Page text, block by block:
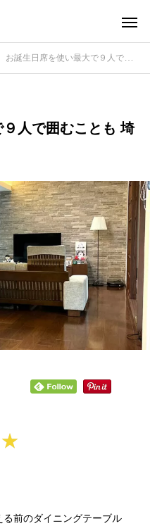
お誕生日席を使い最大で９人で囲むことも 埼玉県M.S様
人で囲むことも 埼
★
前のダイニングテーブル